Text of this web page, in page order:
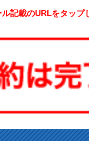
記載のURLをタップ